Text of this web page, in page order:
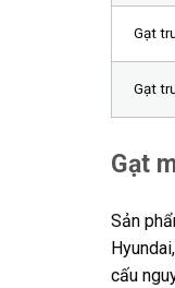
Gạt
Gạt
Gạt
Sản
cấu